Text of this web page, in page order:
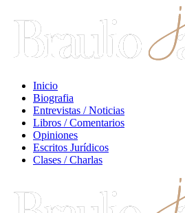
Inicio
Biografia
Entrevistas / Noticias
Libros / Comentarios
Opiniones
Escritos Jurídicos
Clases / Charlas